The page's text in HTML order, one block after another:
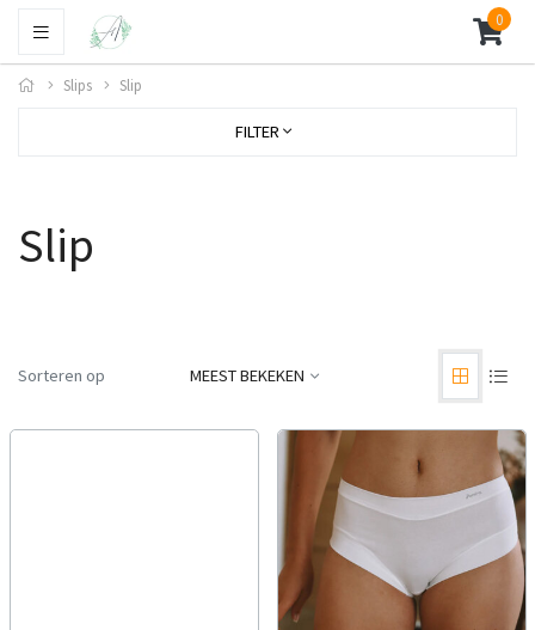
0
Slips Slip
FILTER
Slip
Sorteren op MEEST BEKEKEN